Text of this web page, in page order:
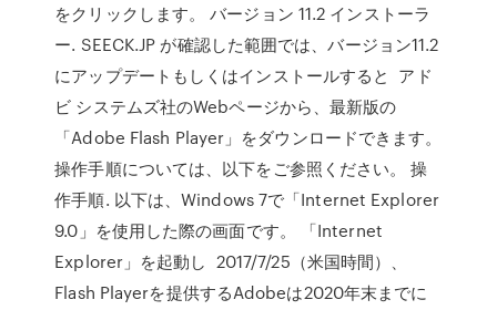
をクリックします。 バージョン 11.2 インストーラ
ー. SEECK.JP が確認した範囲では、バージョン11.2
にアップデートもしくはインストールすると アド
ビ システムズ社のWebページから、最新版の
「Adobe Flash Player」をダウンロードできます。
操作手順については、以下をご参照ください。 操
作手順. 以下は、Windows 7で「Internet Explorer
9.0」を使用した際の画面です。 「Internet
Explorer」を起動し 2017/7/25（米国時間）、
Flash Playerを提供するAdobeは2020年末までに